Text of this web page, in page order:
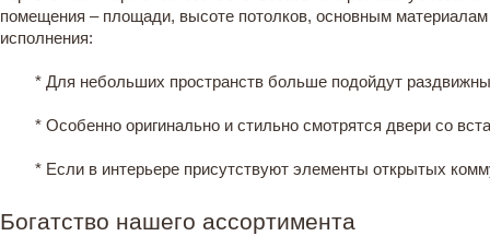
помещения – площади, высоте потолков, основным материалам
исполнения:
* Для небольших пространств больше подойдут
* Особенно оригинально и стильно смотрятся двери со
* Если в интерьере присутствуют элементы открытых
Богатство нашего ассортимента